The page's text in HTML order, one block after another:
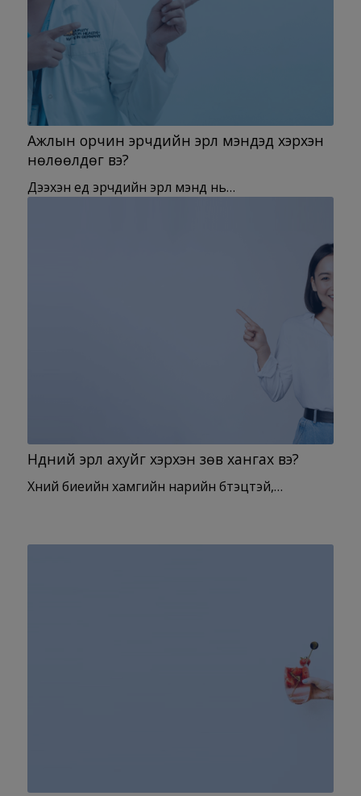
Ажлын орчин эрчүүдийн эрүүл мэндэд хэрхэн
нөлөөлдөг вэ?
Дээхэн үед эрчүүдийн эрүүл мэнд нь…
Нүдний эрүүл ахуйг хэрхэн зөв хангах вэ?
Хүний биеийн хамгийн нарийн бүтэцтэй,…